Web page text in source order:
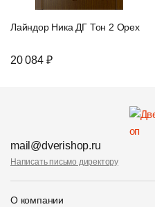
Лайндор Ника ДГ Тон 2 Орех
20 084 ₽
mail@dverishop.ru
Написать письмо директору
О компании